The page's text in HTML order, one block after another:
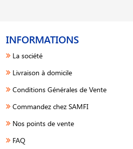
INFORMATIONS
La société
Livraison à domicile
Conditions Générales de Vente
Commandez chez SAMFI
Nos points de vente
FAQ